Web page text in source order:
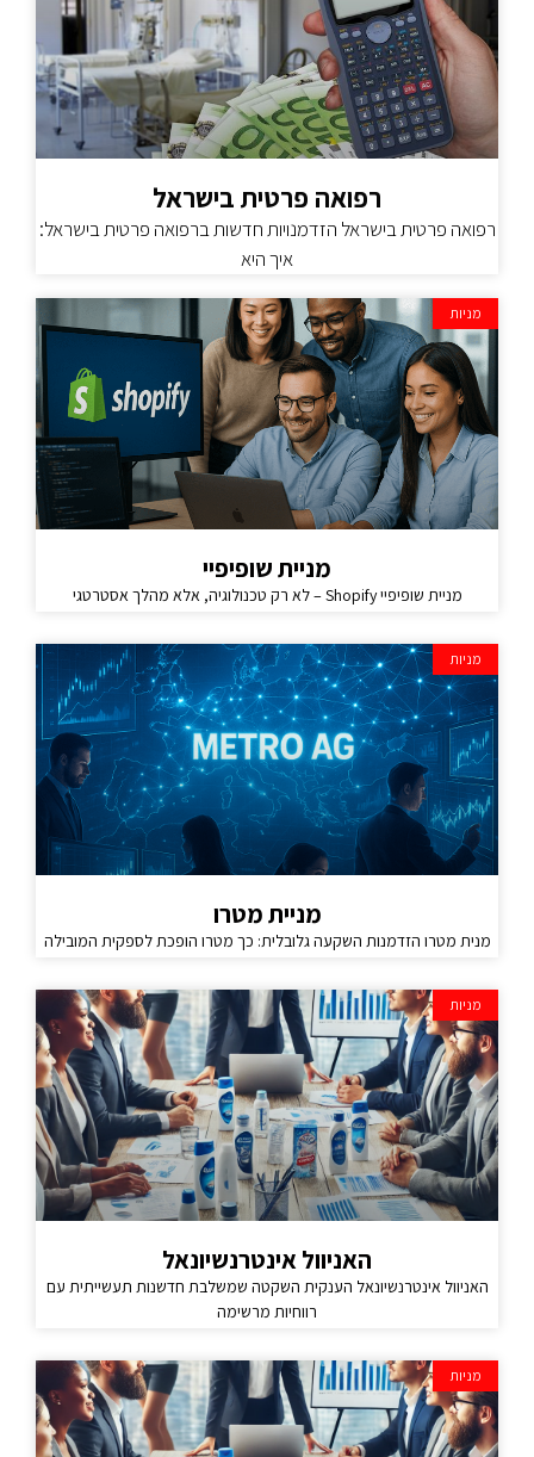
רפואה פרטית בישראל
רפואה פרטית בישראל הזדמנויות חדשות ברפואה פרטית בישראל:
איך היא
מניות
מניית שופיפיי
מניית שופיפיי Shopify – לא רק טכנולוגיה, אלא מהלך אסטרטגי
מניות
מניית מטרו
מנית מטרו הזדמנות השקעה גלובלית: כך מטרו הופכת לספקית המובילה
מניות
האניוול אינטרנשיונאל
האניוול אינטרנשיונאל הענקית השקטה שמשלבת חדשנות תעשייתית עם
רווחיות מרשימה
מניות